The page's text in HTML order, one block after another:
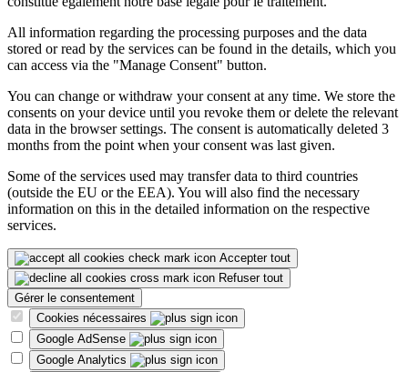
All information regarding the processing purposes and the data
stored or read by the services can be found in the details, which you
can access via the "Manage Consent" button.
You can change or withdraw your consent at any time. We store the
consents on your device until you revoke them or delete the relevant
data in the browser settings. The consent is automatically deleted 3
months from the point when your consent was last given.
Some of the services used may transfer data to third countries
(outside the EU or the EEA). You will also find the necessary
information on this in the detailed information on the respective
services.
Accepter tout
Refuser tout
Gérer le consentement
Cookies nécessaires
Google AdSense
Google Analytics